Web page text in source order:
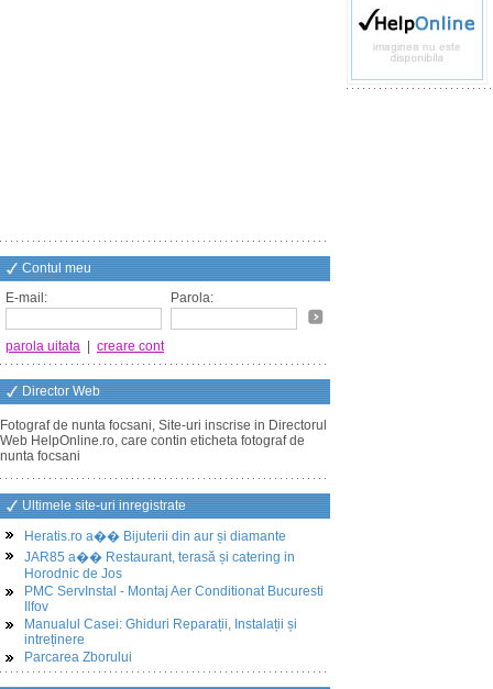
Contul meu
E-mail:
Parola:
parola uitata creare cont
Director Web
Fotograf de nunta focsani, Site-uri inscrise in Directorul
Web HelpOnline.ro, care contin eticheta fotograf de
nunta focsani
Ultimele site-uri inregistrate
Heratis.ro a�� Bijuterii din aur și diamante
JAR85 a�� Restaurant, terasă și catering in
Horodnic de Jos
PMC ServInstal - Montaj Aer Conditionat Bucuresti
Ilfov
Manualul Casei: Ghiduri Reparații, Instalații și
intreținere
Parcarea Zborului